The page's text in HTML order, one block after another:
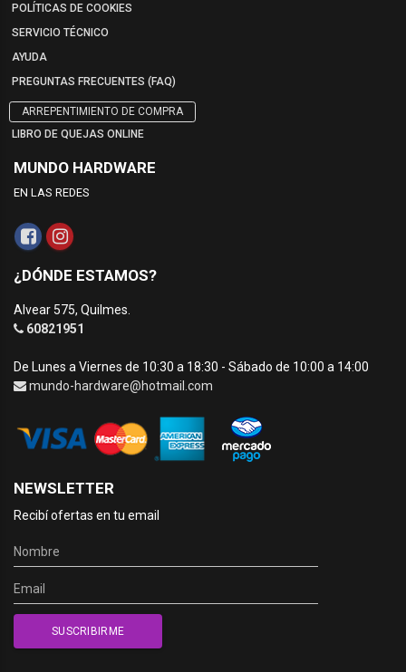
POLÍTICAS DE COOKIES
SERVICIO TÉCNICO
AYUDA
PREGUNTAS FRECUENTES (FAQ)
ARREPENTIMIENTO DE COMPRA
LIBRO DE QUEJAS ONLINE
MUNDO HARDWARE
EN LAS REDES
¿DÓNDE ESTAMOS?
Alvear 575, Quilmes.
60821951
De Lunes a Viernes de 10:30 a 18:30 - Sábado de 10:00 a 14:00
mundo-hardware@hotmail.com
NEWSLETTER
Recibí ofertas en tu email